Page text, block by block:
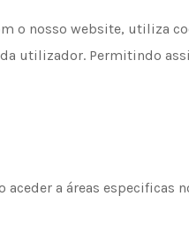
o nosso website, utiliza
utilizador. Permitindo
a áreas especificas